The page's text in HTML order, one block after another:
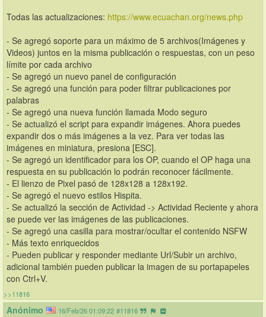
Todas las actualizaciones: https://www.ecuachan.org/news.php
- Se agregó soporte para un máximo de 5 archivos(Imágenes y
Videos) juntos en la misma publicación o respuestas, con un peso
límite por cada archivo
- Se agregó un nuevo panel de configuración
- Se agregó una función para poder filtrar publicaciones por
palabras
- Se agregó una nueva función llamada Modo seguro
- Se actualizó el script para expandir imágenes. Ahora puedes
expandir dos o más imágenes a la vez. Para ver todas las
imágenes en miniatura, presiona [ESC].
- Se agregó un identificador para los OP, cuando el OP haga una
respuesta en su publicación lo podrán reconocer fácilmente.
- El lienzo de Pixel pasó de 128x128 a 128x192.
- Se agregó el nuevo estilos Hispita.
- Se actualizó la sección de Actividad -> Actividad Reciente y ahora
se puede ver las imágenes de las publicaciones.
- Se agregó una casilla para mostrar/ocultar el contenido NSFW
- Más texto enriquecidos
- Pueden publicar y responder mediante Url/Subir un archivo,
adicional también pueden publicar la imagen de su portapapeles
con Ctrl+V.
>>11816
Anónimo 16/Feb/26 01:09:22 #11816